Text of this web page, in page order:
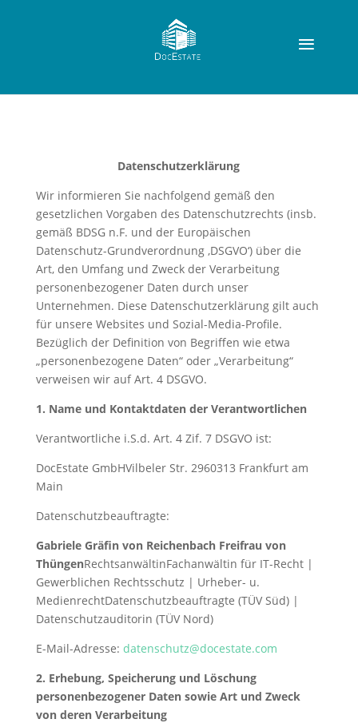
Datenschutzerklärung
Wir informieren Sie nachfolgend gemäß den
gesetzlichen Vorgaben des Datenschutzrechts (insb.
gemäß BDSG n.F. und der Europäischen
Datenschutz-Grundverordnung ‚DSGVO‘) über die
Art, den Umfang und Zweck der Verarbeitung
personenbezogener Daten durch unser
Unternehmen. Diese Datenschutzerklärung gilt auch
für unsere Websites und Sozial-Media-Profile.
Bezüglich der Definition von Begriffen wie etwa
„personenbezogene Daten“ oder „Verarbeitung“
verweisen wir auf Art. 4 DSGVO.
1. Name und Kontaktdaten der Verantwortlichen
Verantwortliche i.S.d. Art. 4 Zif. 7 DSGVO ist:
DocEstate GmbHVilbeler Str. 2960313 Frankfurt am
Main
Datenschutzbeauftragte:
Gabriele Gräfin von Reichenbach Freifrau von
ThüngenRechtsanwältinFachanwältin für IT-Recht |
Gewerblichen Rechtsschutz | Urheber- u.
MedienrechtDatenschutzbeauftragte (TÜV Süd) |
Datenschutzauditorin (TÜV Nord)
E-Mail-Adresse: datenschutz@docestate.com
2. Erhebung, Speicherung und Löschung
personenbezogener Daten sowie Art und Zweck
von deren Verarbeitung